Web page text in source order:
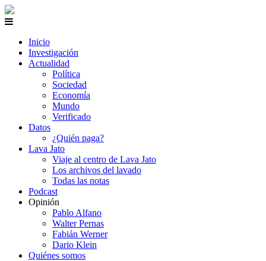
Inicio
Investigación
Actualidad
Política
Sociedad
Economía
Mundo
Verificado
Datos
¿Quién paga?
Lava Jato
Viaje al centro de Lava Jato
Los archivos del lavado
Todas las notas
Podcast
Opinión
Pablo Alfano
Walter Pernas
Fabián Werner
Dario Klein
Quiénes somos